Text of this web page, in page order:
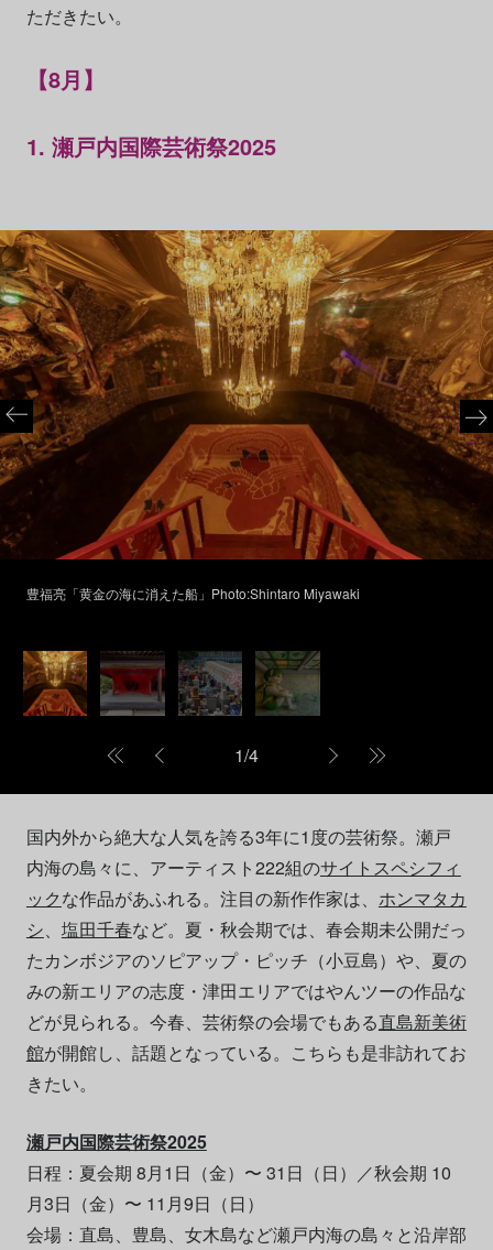
ただきたい。
【8月】
1. 瀬戸内国際芸術祭2025
豊福亮「黄金の海に消えた船」Photo:Shintaro Miyawaki
1/4
国内外から絶大な人気を誇る3年に1度の芸術祭。瀬戸
内海の島々に、アーティスト222組のサイトスペシフィ
ックな作品があふれる。注目の新作作家は、 ホンマタカ
シ
塩田千春など。夏・秋会期では、春会期未公開だっ
たカンボジアのソピアップ・ピッチ（小豆島）や、夏の
みの新エリアの志度・津田エリアではやんツーの作品な
どが見られる。今春、芸術祭の会場でもある直島新美術
館が開館し、話題となっている。こちらも是非訪れてお
きたい。
瀬戸内国際芸術祭2025
日程：夏会期 8月1日（金）〜 31日（日）／秋会期 10
月3日（金）〜 11月9日（日）
会場：直島、豊島、女木島など瀬戸内海の島々と沿岸部